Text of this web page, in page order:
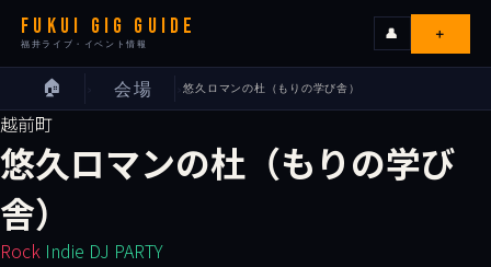
FUKUI GIG GUIDE
福井ライブ・イベント情報
ライブ
カレンダー
会場
👤 ＋
🏠 会場 ›悠久ロマンの杜（もりの学び舎）
越前町
悠久ロマンの杜（もりの学び
舎）
Rock Indie DJ PARTY